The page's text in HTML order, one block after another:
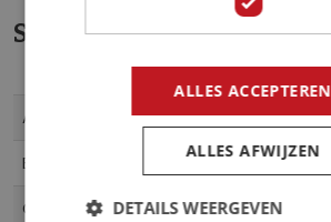
Specificaties
Artikelnummer FBKFT-275
EAN 5903701268920
Collectie Fotobehangkoning
ALLES ACCEPTEREN
ALLES AFWIJZEN
DETAILS WEERGEVEN